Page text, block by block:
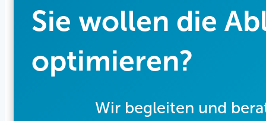
Sie wollen die
optimieren?
Wir begleiten und